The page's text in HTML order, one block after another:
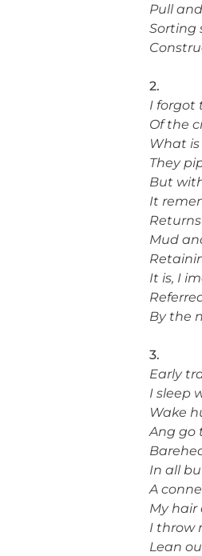
Pull
Sorting
2.
I forgot
Of the
What
They
But
It
Mud
It is, I
By the
3.
Early
I sleep
Wake
Ang go
In all
A
My
I throw
Lean